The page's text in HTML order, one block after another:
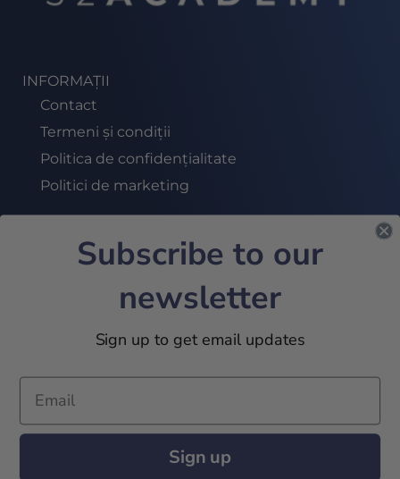
INFORMAȚII
Contact
Termeni și condiții
Politica de confidențialitate
Politici de marketing
ABONEAZĂ-TE LA NEWSLETTER
ALĂTURĂ-TE
Subscribe to our
newsletter
Sign up to get email updates
Sign up